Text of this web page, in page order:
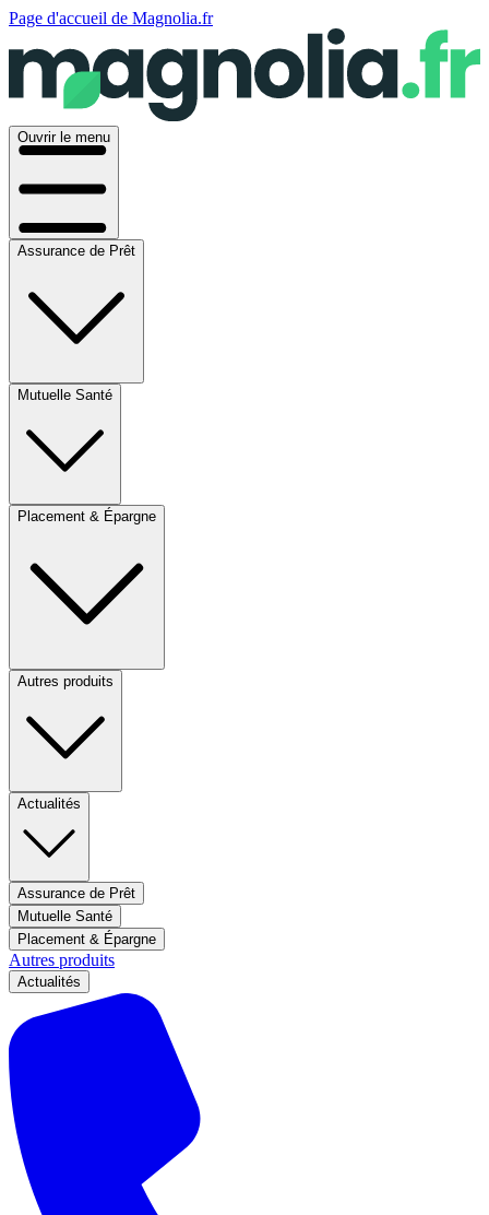
Page d'accueil de Magnolia.fr
Ouvrir le menu
Assurance de Prêt
Mutuelle Santé
Placement & Épargne
Autres produits
Actualités
Assurance de Prêt
Mutuelle Santé
Placement & Épargne
Autres produits
Actualités